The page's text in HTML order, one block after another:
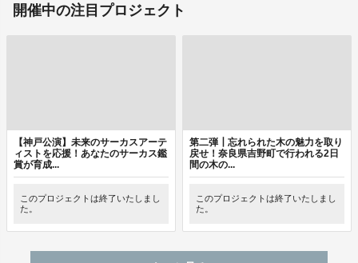
開催中の注目プロジェクト
【神戸公演】未来のサーカスアーテ
ィストを応援！あなたのサーカス鑑
賞が育成...
このプロジェクトは終了いたしまし
た。
第二弾┃忘れられた木の魅力を取り
戻せ！奈良県吉野町で行われる2日
間の木の...
このプロジェクトは終了いたしまし
た。